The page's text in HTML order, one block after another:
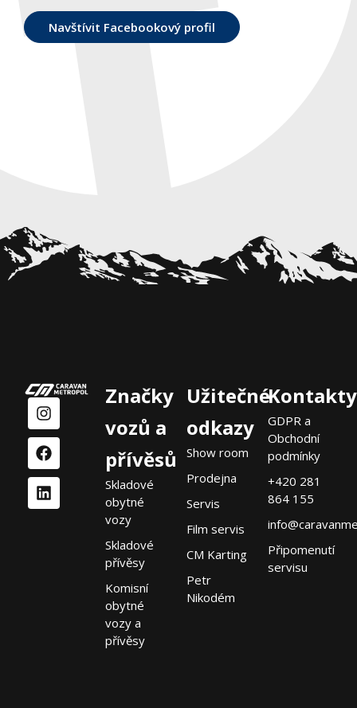
Navštívit Facebookový profil
Značky
vozů a
přívěsů
Skladové
obytné
vozy
Skladové
přívěsy
Komisní
obytné
vozy a
přívěsy
Užitečné
odkazy
Show room
Prodejna
Servis
Film servis
CM Karting
Petr
Nikodém
Kontakty
GDPR a
Obchodní
podmínky
+420 281
864 155
Připomenutí
servisu